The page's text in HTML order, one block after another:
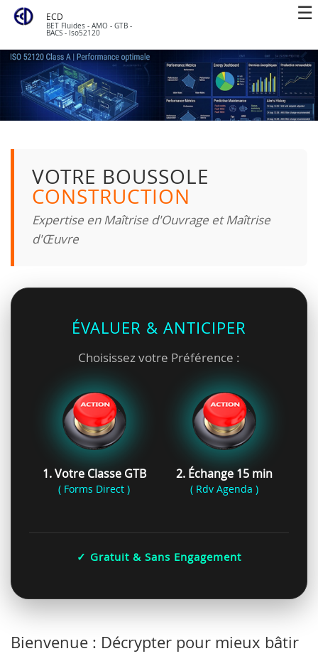
ECD
BET Fluides - AMO - GTB -
BACS - Iso52120
VOTRE BOUSSOLE
CONSTRUCTION
Expertise en Maîtrise d'Ouvrage et Maîtrise
d'Œuvre
ÉVALUER & ANTICIPER
Choisissez votre Préférence :
1. Votre Classe GTB
( Forms Direct )
2. Échange 15 min
( Rdv Agenda )
✓ Gratuit & Sans Engagement
Bienvenue : Décrypter pour mieux bâtir